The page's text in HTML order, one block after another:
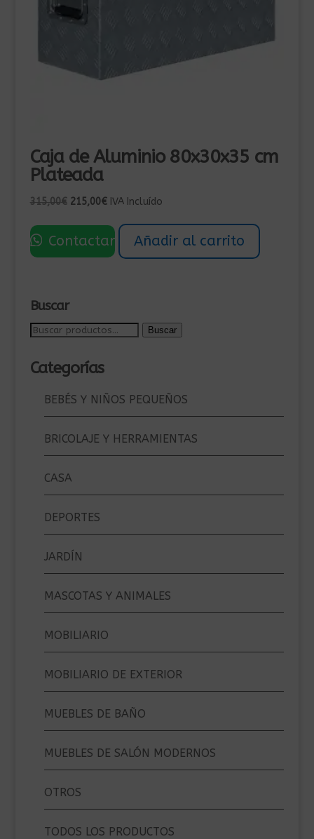
Caja de Aluminio 80x30x35 cm
Plateada
315,00€ El
original
era:
215,00€El
actual
es:
IVA Incluído
Contactar Añadir al carrito
Buscar
Buscar
Buscar
Categorías
BEBÉS Y NIÑOS PEQUEÑOS
BRICOLAJE Y HERRAMIENTAS
CASA
DEPORTES
JARDÍN
MASCOTAS Y ANIMALES
MOBILIARIO
MOBILIARIO DE EXTERIOR
MUEBLES DE BAÑO
MUEBLES DE SALÓN MODERNOS
OTROS
TODOS LOS PRODUCTOS